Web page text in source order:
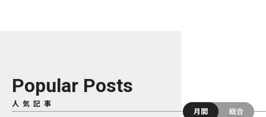
Popular Posts
人気記事
月間
総合